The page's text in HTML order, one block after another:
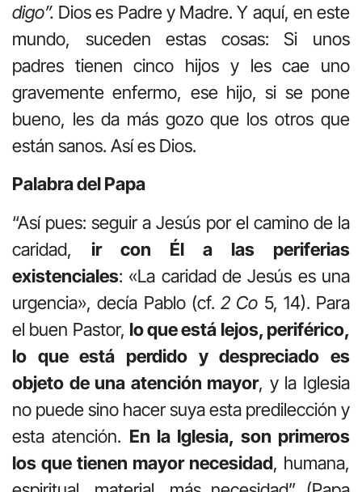
digo”. Dios es Padre y Madre. Y aquí, en este
mundo, suceden estas cosas: Si unos
padres tienen cinco hijos y les cae uno
gravemente enfermo, ese hijo, si se pone
bueno, les da más gozo que los otros que
están sanos. Así es Dios.
Palabra del Papa
“Así pues: seguir a Jesús por el camino de la
caridad, ir con Él a las periferias
existenciales: «La caridad de Jesús es una
urgencia», decía Pablo (cf. 2 Co 5, 14). Para
el buen Pastor, lo que está lejos, peri­férico,
lo que está perdido y despreciado es
objeto de una atención mayor, y la Iglesia
no puede sino hacer suya esta predilección y
esta atención. En la Iglesia, son primeros
los que tienen mayor necesi­dad, humana,